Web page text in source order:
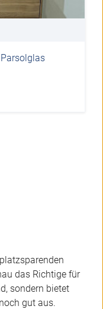
das Richtige für
sondern bietet
gut aus.